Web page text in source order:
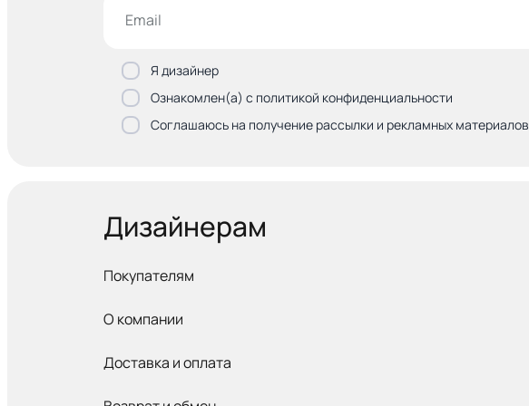
Я дизайнер
Ознакомлен(а) с политикой конфиденциальности
Соглашаюсь на получение рассылки и рекламных материалов
Дизайнерам
Покупателям
О компании
Доставка и оплата